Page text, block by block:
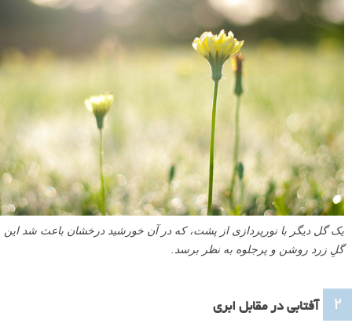
یک گل دیگر با نورپردازی از پشت، که در آن خورشید درخشان باعث شد این
گلِ زرد روشن و پرجلوه به نظر برسد.
۲ آفتابی در مقابل ابری